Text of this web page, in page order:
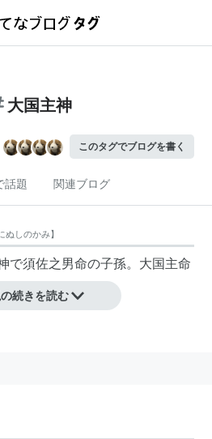
大国主神
このタグでブログを書く
話題 関連ブログ
ぬしのかみ】
で須佐之男命の子孫。大国主命
続きを読む